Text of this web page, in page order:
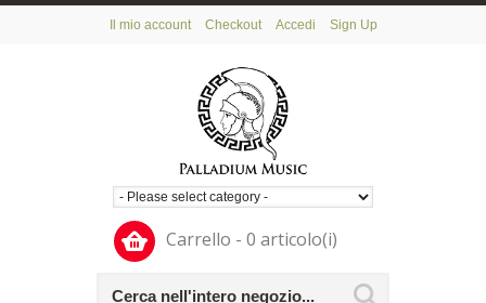
Il mio account Checkout Accedi Sign Up
Carrello - 0 articolo(i)